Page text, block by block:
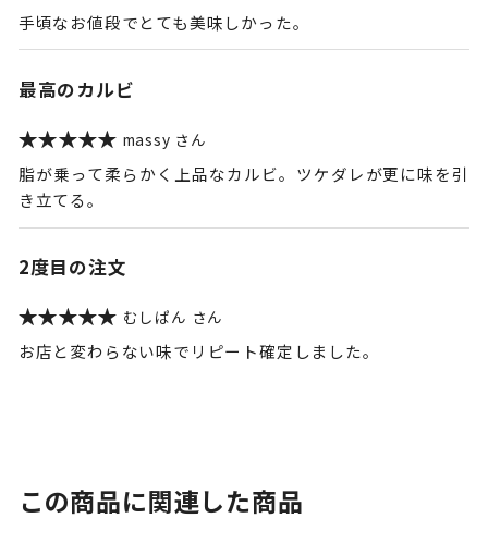
手頃なお値段でとても美味しかった。
最高のカルビ
massy
脂が乗って柔らかく上品なカルビ。ツケダレが更に味を引
き立てる。
2度目の注文
むしぱん
お店と変わらない味でリピート確定しました。
この商品に関連した商品